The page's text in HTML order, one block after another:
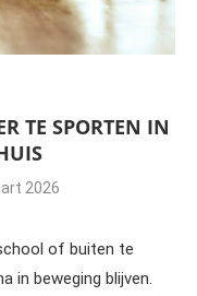
TE SPORTEN IN
2026
of buiten te
in beweging blijven.